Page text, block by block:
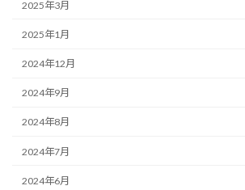
2025年3月
2025年1月
2024年12月
2024年9月
2024年8月
2024年7月
2024年6月